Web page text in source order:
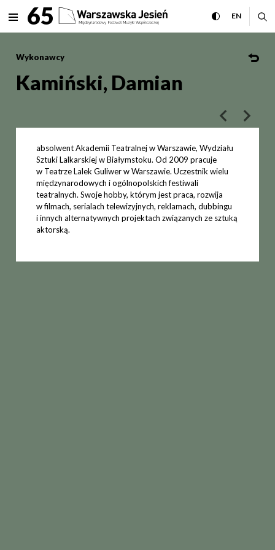
Kamiński, Damian
rozwiń menu
MENU65 przełącz
ENCHANGE
Wykonawcy
Kamiński, Damian
poprzedni
absolwent Akademii Teatralnej w Warszawie, Wydziału
Sztuki Lalkarskiej w Białymstoku. Od 2009 pracuje
w Teatrze Lalek Guliwer w Warszawie. Uczestnik wielu
międzynarodowych i ogólnopolskich festiwali
teatralnych. Swoje hobby, którym jest praca, rozwija
w filmach, serialach telewizyjnych, reklamach, dubbingu
i innych alternatywnych projektach związanych ze sztuką
aktorską.